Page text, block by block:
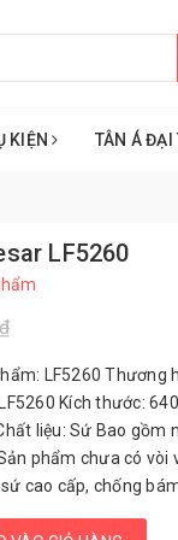
KIỆN TÂN Á ĐẠI
LF5260
LF5260 Thương
Kích thước:
liệu: Sứ Bao gồm
phẩm chưa có vòi
cao cấp, chống